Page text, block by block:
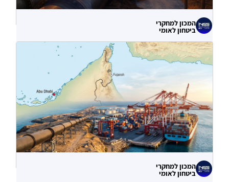
המכון למחקרי
ביטחון לאומי
לא רק הנזק המיידי: מה מלמדות תקיפות
הסייבר נגד תשתיות המים בארצות הברית?
המכון למחקרי
ביטחון לאומי